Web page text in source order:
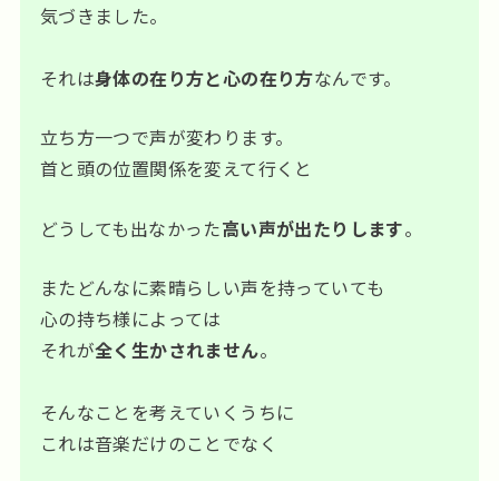
気づきました。
それは身体の在り方と心の在り方なんです。
立ち方一つで声が変わります。
首と頭の位置関係を変えて行くと
どうしても出なかった高い声が出たりします。
またどんなに素晴らしい声を持っていても
心の持ち様によっては
それが全く生かされません。
そんなことを考えていくうちに
これは音楽だけのことでなく